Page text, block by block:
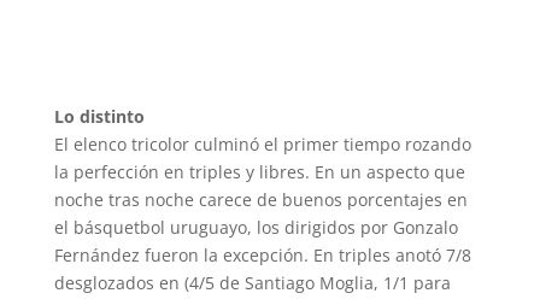
Lo distinto
El elenco tricolor culminó el primer tiempo rozando
la perfección en triples y libres. En un aspecto que
noche tras noche carece de buenos porcentajes en
el básquetbol uruguayo, los dirigidos por Gonzalo
Fernández fueron la excepción. En triples anotó 7/8
desglozados en (4/5 de Santiago Moglia, 1/1 para